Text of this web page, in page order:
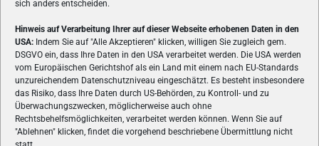
sich anders entscheiden.
Hinweis auf Verarbeitung Ihrer auf dieser Webseite erhobenen Daten in den
USA: Indem Sie auf "Alle Akzeptieren" klicken, willigen Sie zugleich gem.
DSGVO ein, dass Ihre Daten in den USA verarbeitet werden. Die USA werden
vom Europäischen Gerichtshof als ein Land mit einem nach EU-Standards
unzureichendem Datenschutzniveau eingeschätzt. Es besteht insbesondere
das Risiko, dass Ihre Daten durch US-Behörden, zu Kontroll- und zu
Überwachungszwecken, möglicherweise auch ohne
Rechtsbehelfsmöglichkeiten, verarbeitet werden können. Wenn Sie auf
"Ablehnen" klicken, findet die vorgehend beschriebene Übermittlung nicht
ÜBER UNS
VON GAMERN, FÜR GAMER! Gamers.at ist das älteste Online-
Spielemagazin Österreichs und bringt täglich aktuelle News,
Reviews und Videos zu PC- und Konsolenspielen, Gaming-
Hardware und aus der Welt des e-Sport's.